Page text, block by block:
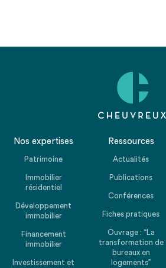
Nos expertises
Patrimoine
Immobilier
résidentiel
Développement
immobilier
Financement
immobilier
Investissement et
Ressources
Actualités
Publications
Conférences
Fiches pratiques
Ouvrage : “La
transformation de
bureaux en
logements”